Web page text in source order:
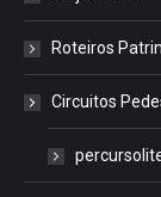
Roteiros
Circuitos